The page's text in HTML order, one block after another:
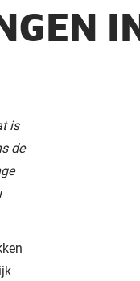
IN
is
de